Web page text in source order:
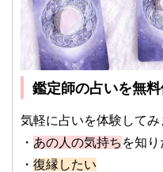
鑑定師の占いを無料
気軽に占いを体験してみ
・ あの人の気持ち を知り
・ 復縁したい